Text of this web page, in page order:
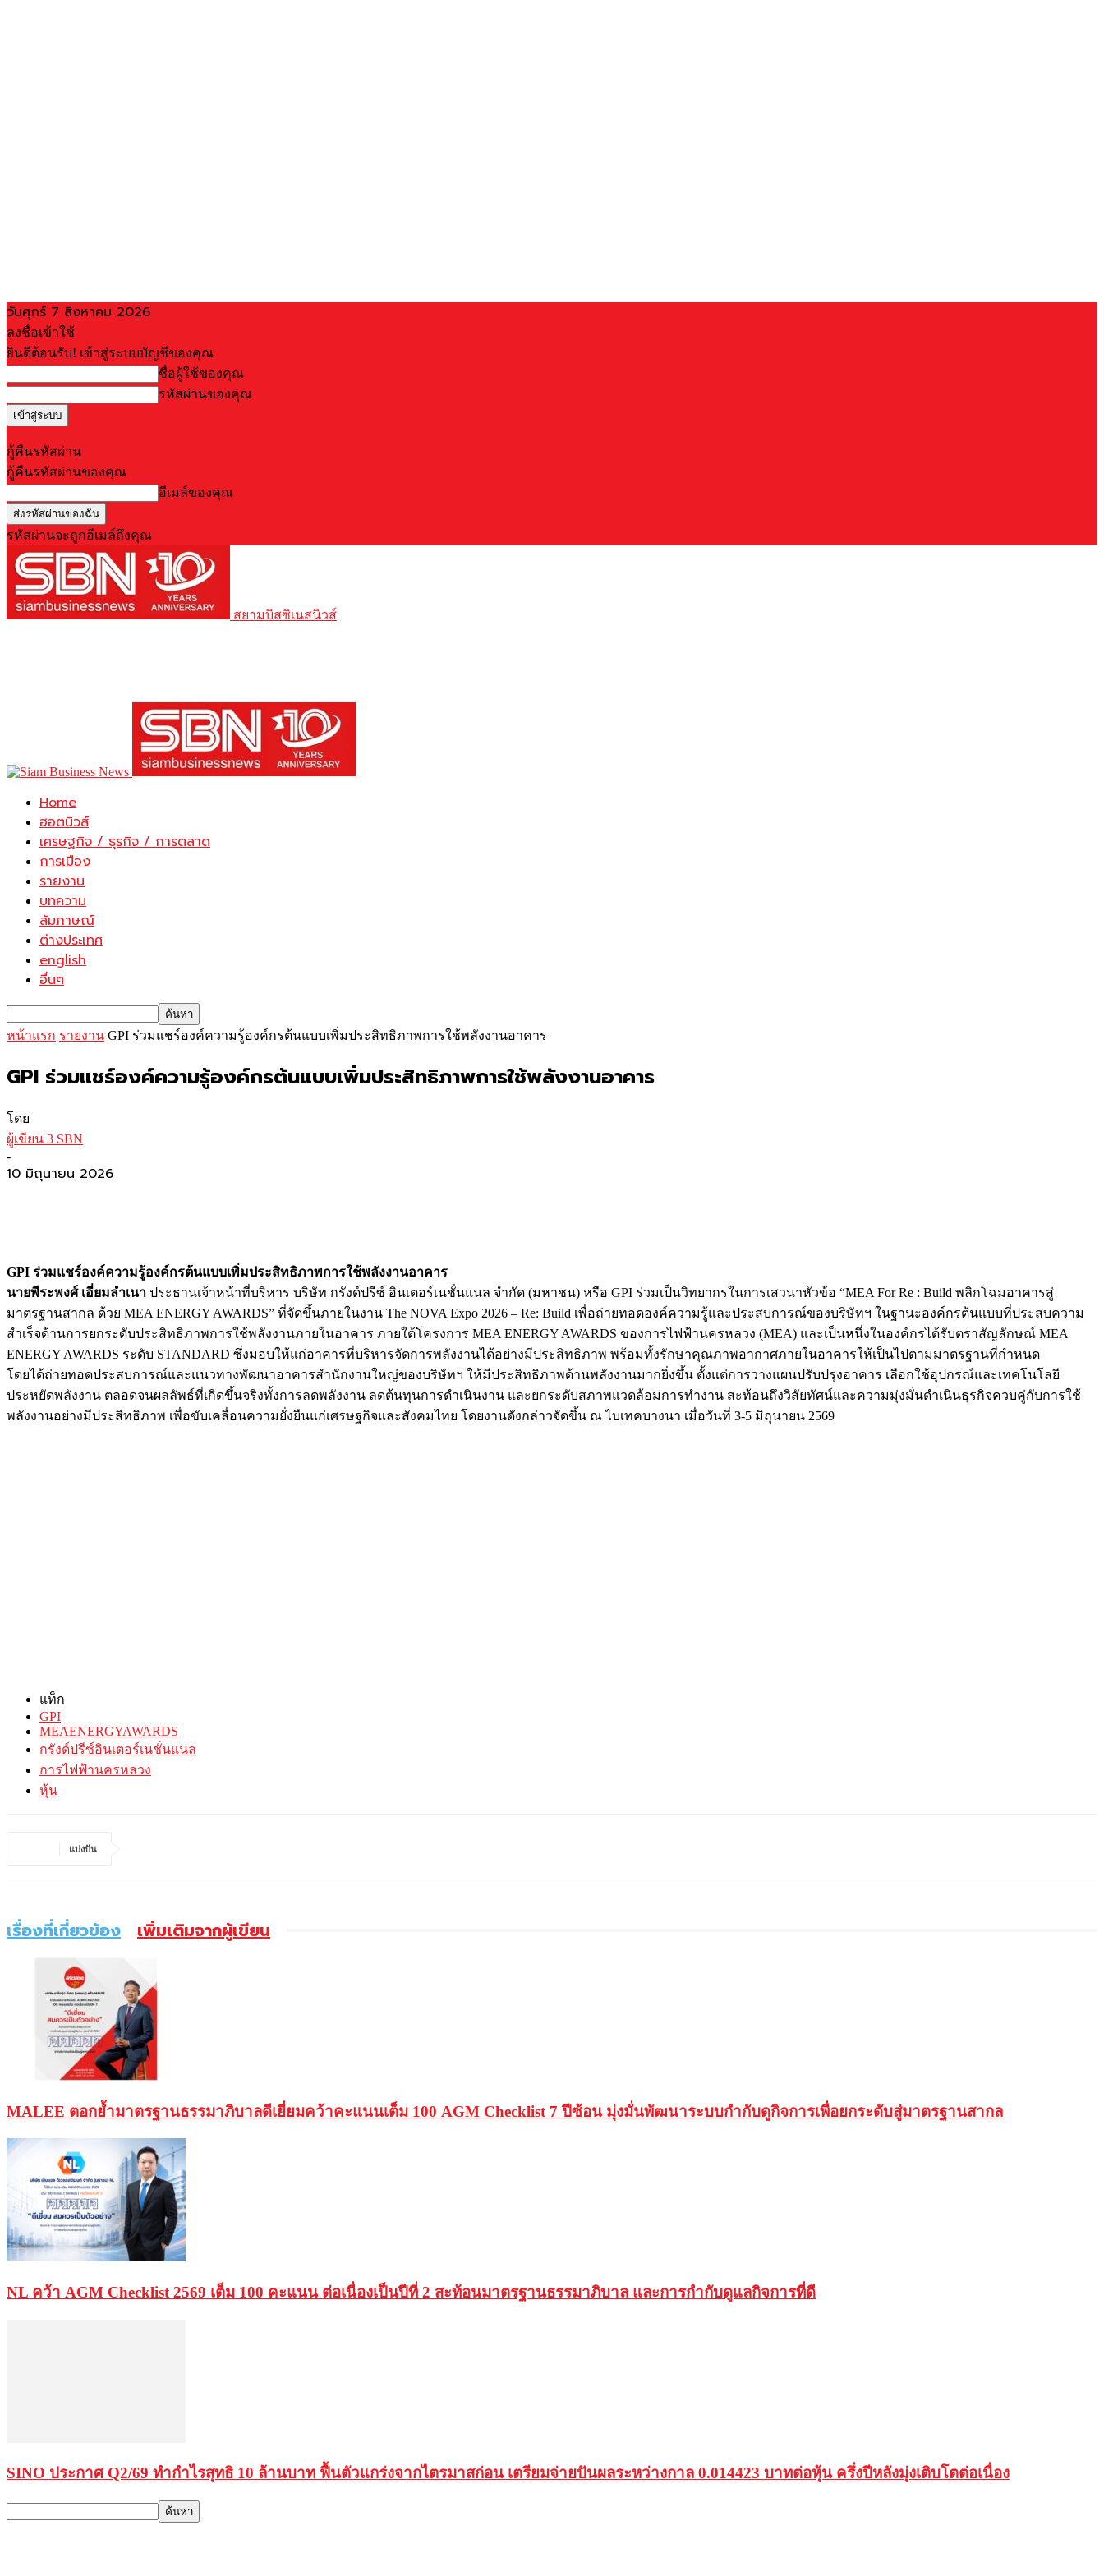
วันศุกร์ 7 สิงหาคม 2026
ลงชื่อเข้าใช้
ยินดีต้อนรับ! เข้าสู่ระบบบัญชีของคุณ
ชื่อผู้ใช้ของคุณ
รหัสผ่านของคุณ
กู้คืนรหัสผ่าน
กู้คืนรหัสผ่านของคุณ
อีเมล์ของคุณ
รหัสผ่านจะถูกอีเมล์ถึงคุณ
สยามบิสซิเนสนิวส์
Home
ฮอตนิวส์
เศรษฐกิจ / ธุรกิจ / การตลาด
การเมือง
รายงาน
บทความ
สัมภาษณ์
ต่างประเทศ
english
อื่นๆ
หน้าแรก รายงาน GPI ร่วมแชร์องค์ความรู้องค์กรต้นแบบเพิ่มประสิทธิภาพการใช้พลังงานอาคาร
GPI ร่วมแชร์องค์ความรู้องค์กรต้นแบบเพิ่มประสิทธิภาพการใช้พลังงานอาคาร
โดย
ผู้เขียน 3 SBN
-
10 มิถุนายน 2026
GPI ร่วมแชร์องค์ความรู้องค์กรต้นแบบเพิ่มประสิทธิภาพการใช้พลังงานอาคาร
นายพีระพงศ์ เอี่ยมลำเนา ประธานเจ้าหน้าที่บริหาร บริษัท กรังด์ปรีซ์ อินเตอร์เนชั่นแนล จำกัด (มหาชน) หรือ GPI ร่วมเป็นวิทยากรในการเสวนาหัวข้อ “MEA For Re : Build พลิกโฉมอาคารสู่
มาตรฐานสากล ด้วย MEA ENERGY AWARDS” ที่จัดขึ้นภายในงาน The NOVA Expo 2026 – Re: Build เพื่อถ่ายทอดองค์ความรู้และประสบการณ์ของบริษัทฯ ในฐานะองค์กรต้นแบบที่ประสบความ
สำเร็จด้านการยกระดับประสิทธิภาพการใช้พลังงานภายในอาคาร ภายใต้โครงการ MEA ENERGY AWARDS ของการไฟฟ้านครหลวง (MEA) และเป็นหนึ่งในองค์กรได้รับตราสัญลักษณ์ MEA
ENERGY AWARDS ระดับ STANDARD ซึ่งมอบให้แก่อาคารที่บริหารจัดการพลังงานได้อย่างมีประสิทธิภาพ พร้อมทั้งรักษาคุณภาพอากาศภายในอาคารให้เป็นไปตามมาตรฐานที่กำหนด
โดยได้ถ่ายทอดประสบการณ์และแนวทางพัฒนาอาคารสำนักงานใหญ่ของบริษัทฯ ให้มีประสิทธิภาพด้านพลังงานมากยิ่งขึ้น ตั้งแต่การวางแผนปรับปรุงอาคาร เลือกใช้อุปกรณ์และเทคโนโลยี
ประหยัดพลังงาน ตลอดจนผลลัพธ์ที่เกิดขึ้นจริงทั้งการลดพลังงาน ลดต้นทุนการดำเนินงาน และยกระดับสภาพแวดล้อมการทำงาน สะท้อนถึงวิสัยทัศน์และความมุ่งมั่นดำเนินธุรกิจควบคู่กับการใช้
พลังงานอย่างมีประสิทธิภาพ เพื่อขับเคลื่อนความยั่งยืนแก่เศรษฐกิจและสังคมไทย โดยงานดังกล่าวจัดขึ้น ณ ไบเทคบางนา เมื่อวันที่ 3-5 มิถุนายน 2569
แท็ก
GPI
MEAENERGYAWARDS
กรังด์ปรีซ์อินเตอร์เนชั่นแนล
การไฟฟ้านครหลวง
หุ้น
แบ่งปัน
เรื่องที่เกี่ยวข้อง เพิ่มเติมจากผู้เขียน
MALEE ตอกย้ำมาตรฐานธรรมาภิบาลดีเยี่ยมคว้าคะแนนเต็ม 100 AGM Checklist 7 ปีซ้อน มุ่งมั่นพัฒนาระบบกำกับดูกิจการเพื่อยกระดับสู่มาตรฐานสากล
NL คว้า AGM Checklist 2569 เต็ม 100 คะแนน ต่อเนื่องเป็นปีที่ 2 สะท้อนมาตรฐานธรรมาภิบาล และการกำกับดูแลกิจการที่ดี
SINO ประกาศ Q2/69 ทำกำไรสุทธิ 10 ล้านบาท ฟื้นตัวแกร่งจากไตรมาสก่อน เตรียมจ่ายปันผลระหว่างกาล 0.014423 บาทต่อหุ้น ครึ่งปีหลังมุ่งเติบโตต่อเนื่อง